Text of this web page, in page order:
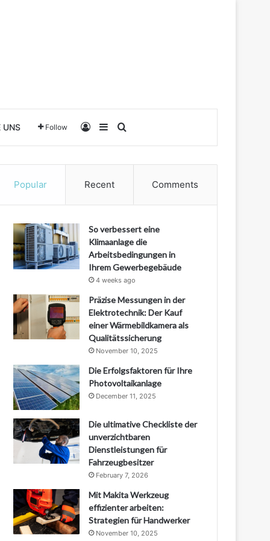
UNS Follow Log InSidebarSearch for
Popular Recent Comments
So verbessert eine
Klimaanlage die
Arbeitsbedingungen in
Ihrem Gewerbegebäude
4 weeks ago
Präzise Messungen in der
Elektrotechnik: Der Kauf
einer Wärmebildkamera als
Qualitätssicherung
November 10, 2025
Die Erfolgsfaktoren für Ihre
Photovoltaikanlage
December 11, 2025
Die ultimative Checkliste der
unverzichtbaren
Dienstleistungen für
Fahrzeugbesitzer
February 7, 2026
Mit Makita Werkzeug
effizienter arbeiten:
Strategien für Handwerker
November 10, 2025